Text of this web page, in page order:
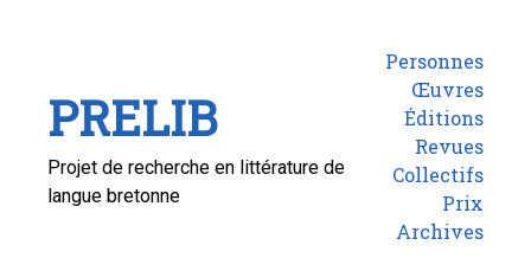
PRELIB
Projet de recherche en littérature de
langue bretonne
Personnes
Œuvres
Éditions
Revues
Collectifs
Prix
Archives